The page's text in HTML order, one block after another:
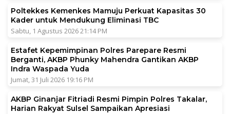
Poltekkes Kemenkes Mamuju Perkuat Kapasitas 30
Kader untuk Mendukung Eliminasi TBC
Sabtu, 1 Agustus 2026 21:14 PM
Estafet Kepemimpinan Polres Parepare Resmi
Berganti, AKBP Phunky Mahendra Gantikan AKBP
Indra Waspada Yuda
Jumat, 31 Juli 2026 19:16 PM
AKBP Ginanjar Fitriadi Resmi Pimpin Polres Takalar,
Harian Rakyat Sulsel Sampaikan Apresiasi